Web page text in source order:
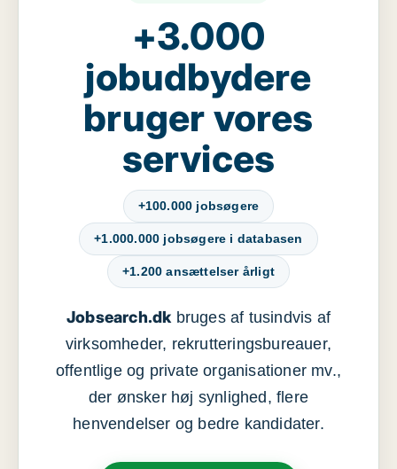
+3.000
jobudbydere
bruger vores
services
+100.000 jobsøgere
+1.000.000 jobsøgere i databasen
+1.200 ansættelser årligt
Jobsearch.dkbruges af tusindvis af
virksomheder, rekrutteringsbureauer,
offentlige og private organisationer mv.,
der ønsker høj synlighed, flere
henvendelser og bedre kandidater.